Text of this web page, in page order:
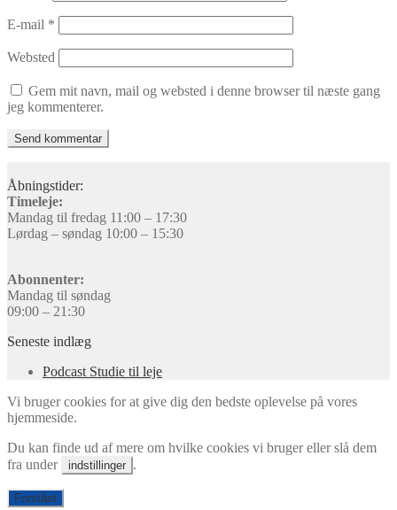
E-mail *
Websted
Gem mit navn, mail og websted i denne browser til næste gang
jeg kommenterer.
Åbningstider:
Timeleje:
Mandag til fredag 11:00 – 17:30
Lørdag – søndag 10:00 – 15:30
Abonnenter:
Mandag til søndag
09:00 – 21:30
Seneste indlæg
Podcast Studie til leje
Vi bruger cookies for at give dig den bedste oplevelse på vores
hjemmeside.
Du kan finde ud af mere om hvilke cookies vi bruger eller slå dem
fra under
indstillinger .
Forstået